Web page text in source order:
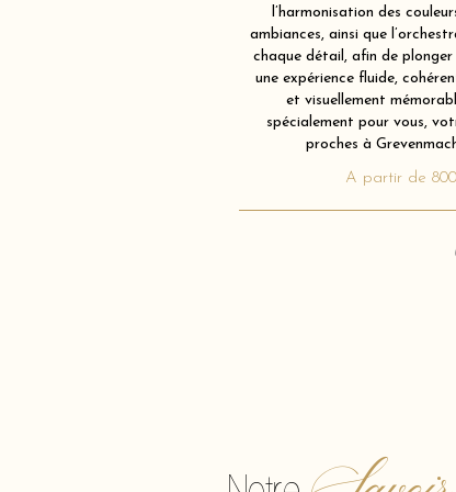
l’harmonisation des
ambiances, ainsi que
chaque détail, afin de plonger
une expérience fluide,
et visuellement
spécialement pour vous,
proches à
A partir de